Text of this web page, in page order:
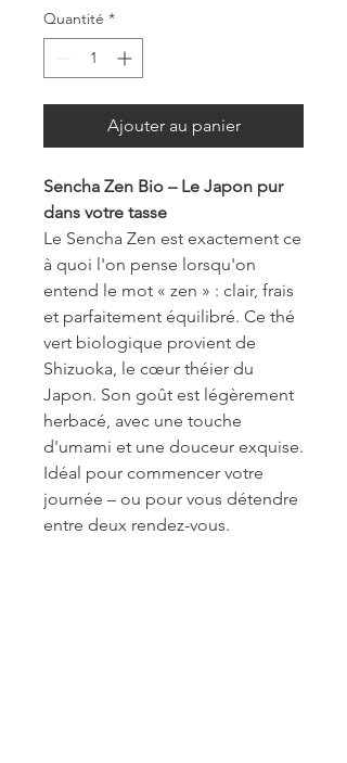
Quantité *
Ajouter au panier
Sencha Zen Bio – Le Japon pur
dans votre tasse
Le Sencha Zen est exactement ce
à quoi l'on pense lorsqu'on
entend le mot « zen » : clair, frais
et parfaitement équilibré. Ce thé
vert biologique provient de
Shizuoka, le cœur théier du
Japon. Son goût est légèrement
herbacé, avec une touche
d'umami et une douceur exquise.
Idéal pour commencer votre
journée – ou pour vous détendre
entre deux rendez-vous.